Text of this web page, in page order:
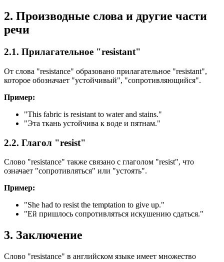
2. Производные слова и другие части
речи
2.1. Прилагательное "resistant"
От слова "resistance" образовано прилагательное "resistant",
которое обозначает "устойчивый", "сопротивляющийся".
Пример:
"This fabric is resistant to water and stains."
"Эта ткань устойчива к воде и пятнам."
2.2. Глагол "resist"
Слово "resistance" также связано с глаголом "resist", что
означает "сопротивляться" или "устоять".
Пример:
"She had to resist the temptation to give up."
"Ей пришлось сопротивляться искушению сдаться."
3. Заключение
Слово "resistance" в английском языке имеет множество